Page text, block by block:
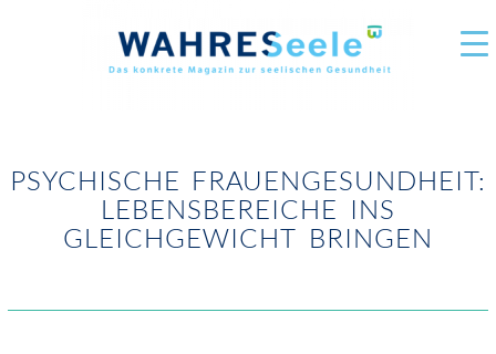
PSYCHISCHE FRAUENGESUNDHEIT:
LEBENSBEREICHE INS
GLEICHGEWICHT BRINGEN